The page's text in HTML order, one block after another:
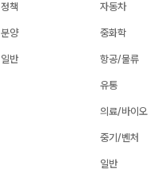
정책
분양
일반
자동차
중화학
항공/물류
유통
의료/바이오
중기/벤처
일반